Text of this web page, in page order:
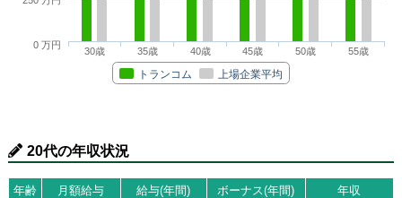
トランコム 上場企業平均
30歳 35歳 40歳 45歳 50歳 55歳
0 万円
20代の年収状況
年齢 月額給与 給与(年間) ボーナス(年間)
年収